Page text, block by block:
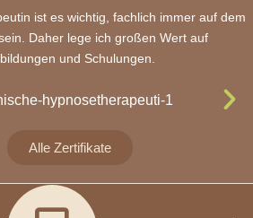
ist es wichtig, fachlich immer auf dem
Daher lege ich großen Wert auf
und Schulungen.
Alle Zertifikate